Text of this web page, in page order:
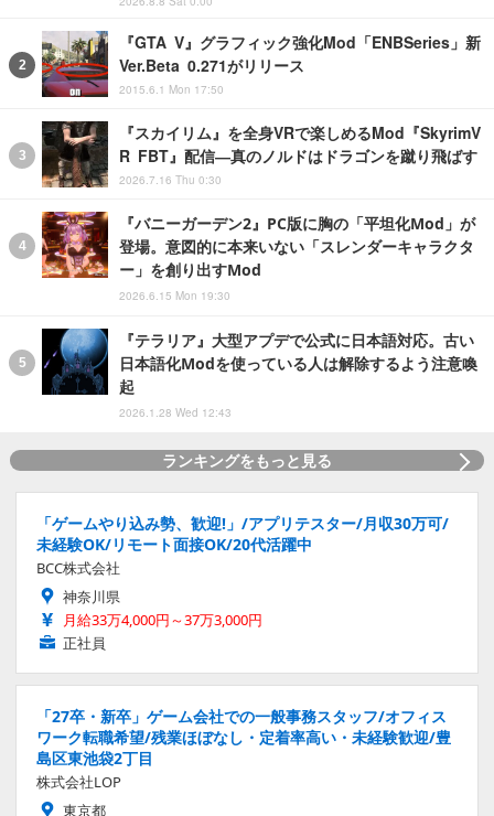
『GTA V』グラフィック強化Mod「ENBSeries」新
Ver.Beta 0.271がリリース
2015.6.1 Mon 17:50
『スカイリム』を全身VRで楽しめるMod『SkyrimV
R FBT』配信―真のノルドはドラゴンを蹴り飛ばす
2026.7.16 Thu 0:30
『バニーガーデン2』PC版に胸の「平坦化Mod」が
登場。意図的に本来いない「スレンダーキャラクタ
ー」を創り出すMod
2026.6.15 Mon 19:30
『テラリア』大型アプデで公式に日本語対応。古い
日本語化Modを使っている人は解除するよう注意喚
起
2026.1.28 Wed 12:43
ランキングをもっと見る
「ゲームやり込み勢、歓迎!」/アプリテスター/月収30万可/
未経験OK/リモート面接OK/20代活躍中
BCC株式会社
神奈川県
月給33万4,000円～37万3,000円
正社員
「27卒・新卒」ゲーム会社での一般事務スタッフ/オフィス
ワーク転職希望/残業ほぼなし・定着率高い・未経験歓迎/豊
島区東池袋2丁目
株式会社LOP
東京都